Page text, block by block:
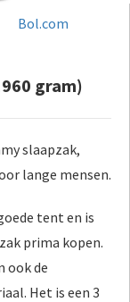
Bol.com
gram)
slaapzak,
lange mensen.
tent en is
prima kopen.
ook de
Het is een 3